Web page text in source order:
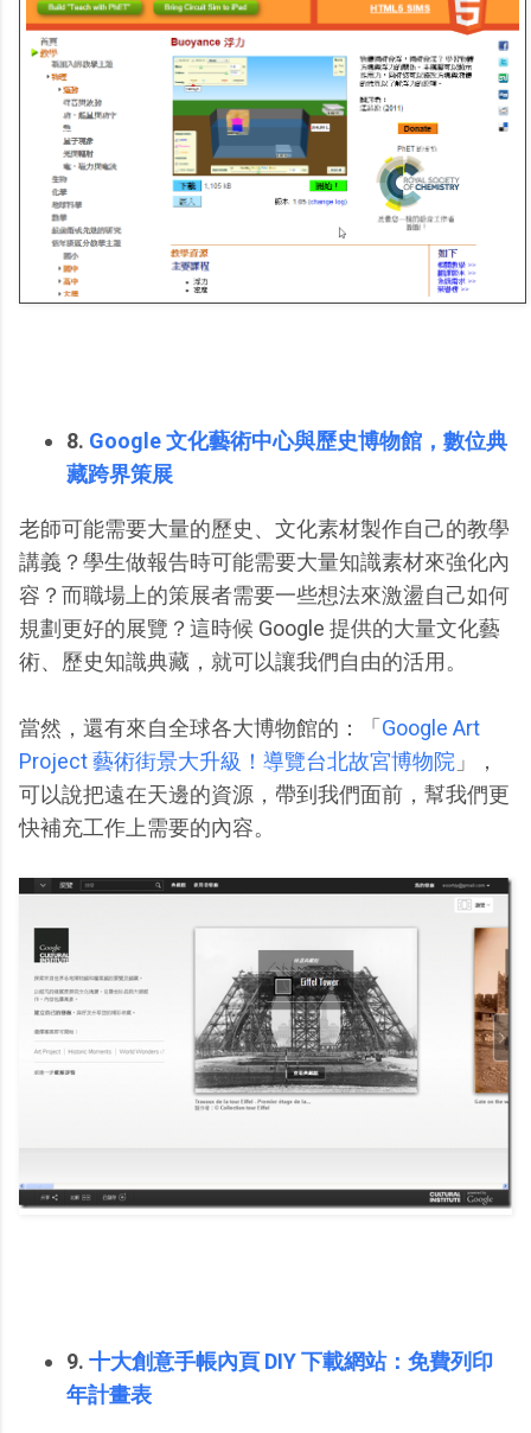
8. Google 文化藝術中心與歷史博物館，數位典
藏跨界策展
老師可能需要大量的歷史、文化素材製作自己的教學
講義？學生做報告時可能需要大量知識素材來強化內
容？而職場上的策展者需要一些想法來激盪自己如何
規劃更好的展覽？這時候 Google 提供的大量文化藝
術、歷史知識典藏，就可以讓我們自由的活用。
當然，還有來自全球各大博物館的：「 Google Art
Project 藝術街景大升級！導覽台北故宮博物院 」，
可以說把遠在天邊的資源，帶到我們面前，幫我們更
快補充工作上需要的內容。
9. 十大創意手帳內頁 DIY 下載網站：免費列印
年計畫表